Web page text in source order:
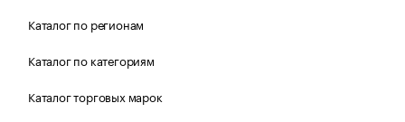
Каталог по регионам
Каталог по категориям
Каталог торговых марок